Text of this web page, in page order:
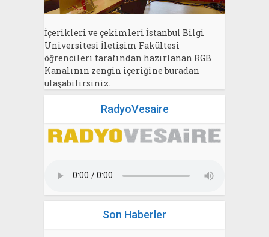
İçerikleri ve çekimleri İstanbul Bilgi
Üniversitesi İletişim Fakültesi
öğrencileri tarafından hazırlanan RGB
Kanalının zengin içeriğine buradan
ulaşabilirsiniz.
RadyoVesaire
Son Haberler